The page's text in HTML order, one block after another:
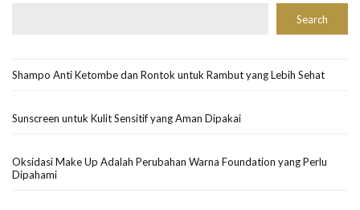
Search
Shampo Anti Ketombe dan Rontok untuk Rambut yang Lebih Sehat
Sunscreen untuk Kulit Sensitif yang Aman Dipakai
Oksidasi Make Up Adalah Perubahan Warna Foundation yang Perlu
Dipahami